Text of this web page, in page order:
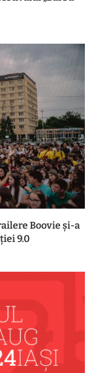
Boovie și-a
9.0